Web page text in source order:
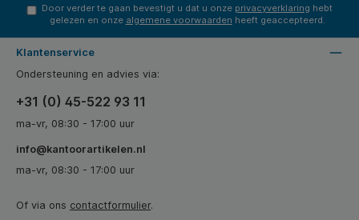
Door verder te gaan bevestigt u dat u onze privacyverklaring hebt
gelezen en onze algemene voorwaarden heeft geaccepteerd.
Klantenservice
Ondersteuning en advies via:
+31 (0) 45-522 93 11
ma-vr, 08:30 - 17:00 uur
info@kantoorartikelen.nl
ma-vr, 08:30 - 17:00 uur
Of via ons contactformulier.